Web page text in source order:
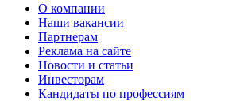
О компании
Наши вакансии
Партнерам
Реклама на сайте
Новости и статьи
Инвесторам
Кандидаты по профессиям